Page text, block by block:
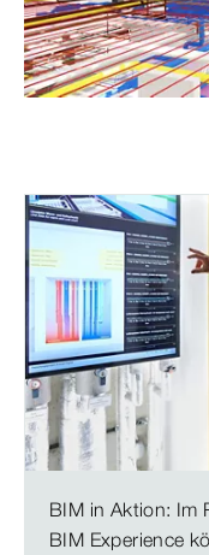
BIM in Aktion: Im
BIM Experience